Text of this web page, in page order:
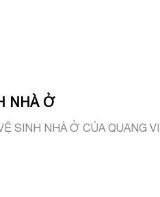
NHÀ Ở
SINH NHÀ Ở CỦA QUANG